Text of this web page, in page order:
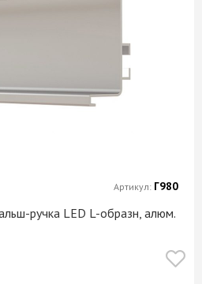
ручка LED L-образн, алюм.
Артикул: Г980